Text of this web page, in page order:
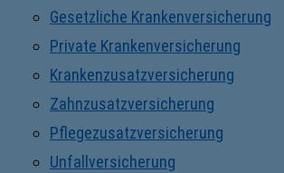
Gesetzliche Krankenversicherung
Private Krankenversicherung
Krankenzusatzversicherung
Zahnzusatzversicherung
Pflegezusatzversicherung
Unfallversicherung